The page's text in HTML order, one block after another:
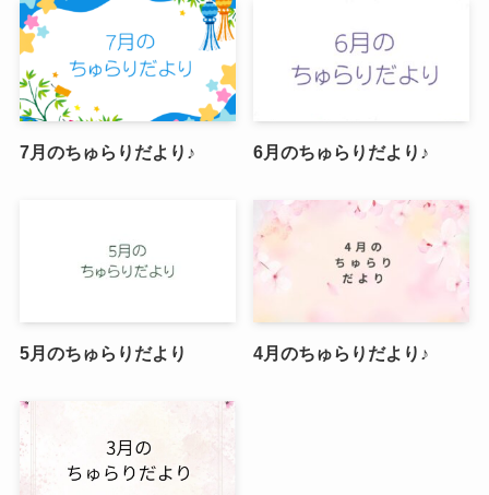
7月のちゅらりだより♪ 6月のちゅらりだより♪
5月のちゅらりだより 4月のちゅらりだより♪